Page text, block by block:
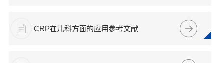
CRP在儿科方面的应用参考文献